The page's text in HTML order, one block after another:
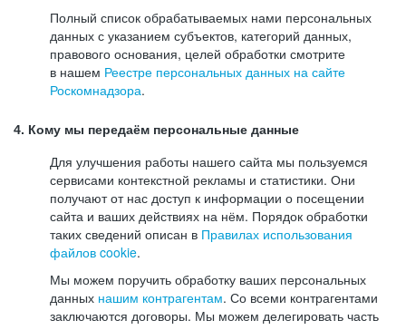
Полный список обрабатываемых нами персональных
данных с указанием субъектов, категорий данных,
правового основания, целей обработки смотрите
в нашем Реестре персональных данных на сайте
Роскомнадзора.
4. Кому мы передаём персональные данные
Для улучшения работы нашего сайта мы пользуемся
сервисами контекстной рекламы и статистики. Они
получают от нас доступ к информации о посещении
сайта и ваших действиях на нём. Порядок обработки
таких сведений описан в Правилах использования
файлов cookie.
Мы можем поручить обработку ваших персональных
данных нашим контрагентам. Со всеми контрагентами
заключаются договоры. Мы можем делегировать часть